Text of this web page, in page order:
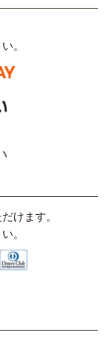
。
けます。
。